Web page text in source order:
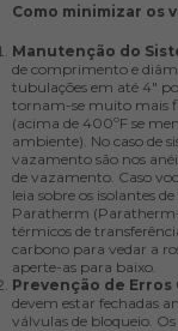
Como minimizar os
Manutenção do
de comprimento e
tubulações em até 4″
tornam-se muito mais
(acima de 400ºF se
ambiente). No caso de
vazamento são nos
de vazamento. Caso
leia sobre os isolantes
Paratherm
térmicos de
carbono para vedar a
aperte-as para baixo.
Prevenção de Erros
devem estar fechadas
válvulas de bloqueio.